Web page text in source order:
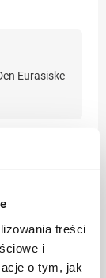
treści
i
o tym, jak
Eurasiske